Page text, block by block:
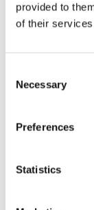
provided to
of their
Selection
Necessary
Preferences
Statistics
Criterios de
elimina la
digitales
inspección,
redirigir o